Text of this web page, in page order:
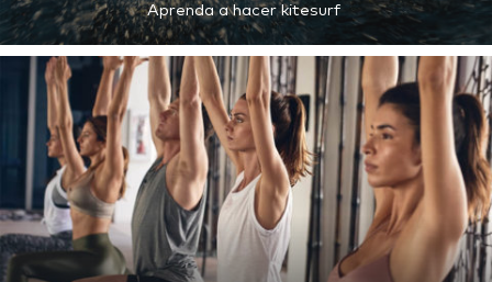
Aprenda a hacer kitesurf